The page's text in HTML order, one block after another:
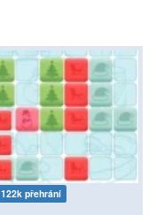
122k přehrání